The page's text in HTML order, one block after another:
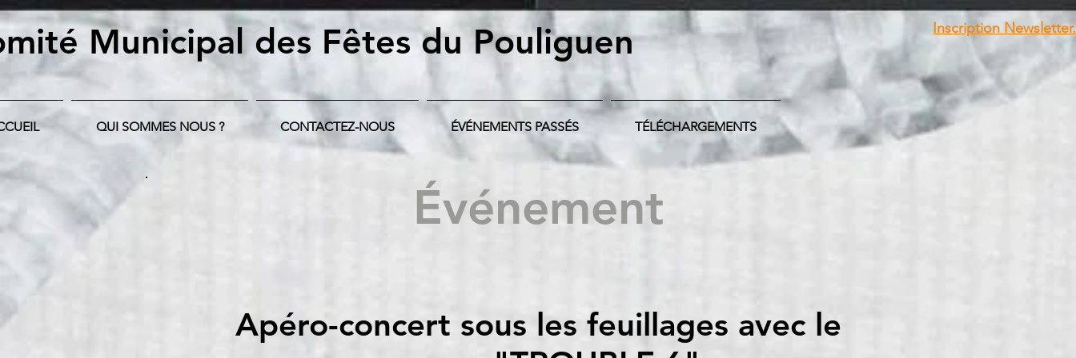
Municipal des Fêtes du Pouliguen
QUI SOMMES NOUS ? CONTACTEZ-NOUS ÉVÉNEMENTS PASSÉS TÉLÉCHARGEMENTS
Inscription
Événement
Apéro-concert sous les feuillages avec le